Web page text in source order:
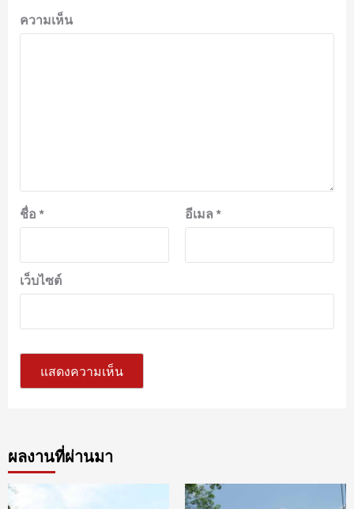
ความเห็น
ชื่อ * อีเมล *
เว็บไซต์
ผลงานที่ผ่านมา